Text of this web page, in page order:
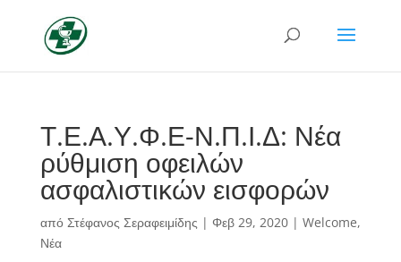
Τ.Ε.Α.Υ.Φ.Ε-Ν.Π.Ι.Δ: Νέα
ρύθμιση οφειλών
ασφαλιστικών εισφορών
από Στέφανος Σεραφειμίδης | Φεβ 29, 2020| Welcome,
Νέα